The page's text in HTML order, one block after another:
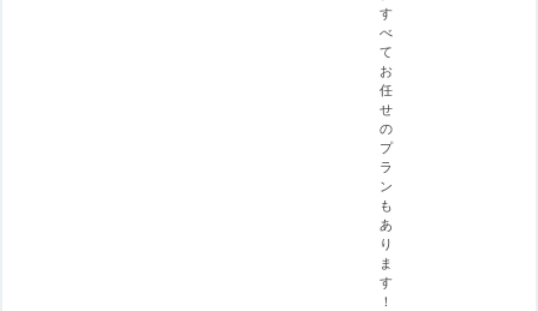
す
べ
て
お
任
せ
の
プ
ラ
ン
も
あ
り
ま
す
！